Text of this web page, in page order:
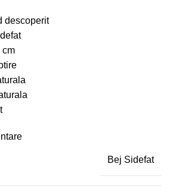
descoperit
cm
Bej Sidefat